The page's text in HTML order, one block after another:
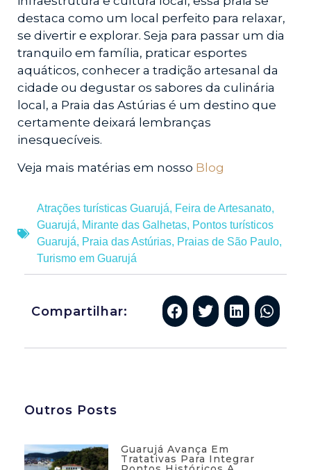
destaca como um local perfeito para relaxar,
se divertir e explorar. Seja para passar um dia
tranquilo em família, praticar esportes
aquáticos, conhecer a tradição artesanal da
cidade ou degustar os sabores da culinária
local, a Praia das Astúrias é um destino que
certamente deixará lembranças
inesquecíveis.
Veja mais matérias em nosso Blog
Atrações turísticas Guarujá, Feira de Artesanato,
Guarujá, Mirante das Galhetas, Pontos turísticos
Guarujá, Praia das Astúrias, Praias de São Paulo,
Turismo em Guarujá
Compartilhar:
Outros Posts
Guarujá Avança Em
Tratativas Para Integrar